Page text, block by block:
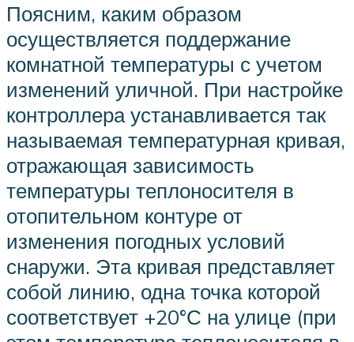
Поясним, каким образом
осуществляется поддержание
комнатной температуры с учетом
изменений уличной. При настройке
контроллера устанавливается так
называемая температурная кривая,
отражающая зависимость
температуры теплоносителя в
отопительном контуре от
изменения погодных условий
снаружи. Эта кривая представляет
собой линию, одна точка которой
соответствует +20°С на улице (при